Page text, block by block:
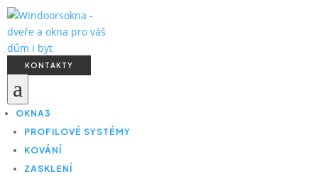
KONTAKTY
a
OKNA3
PROFILOVÉ SYSTÉMY
KOVÁNÍ
ZASKLENÍ